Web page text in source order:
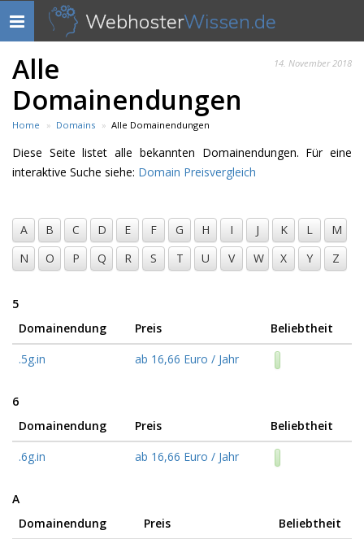
Navigation
anzeigen
WebhosterWissen.de
14. November 2018
Alle
Domainendungen
Home Domains Alle Domainendungen
Diese Seite listet alle bekannten Domainendungen. Für eine
interaktive Suche siehe: Domain Preisvergleich
A B C D E F G H I J K L
M
N
O P Q R S T U V W X Y Z
5
Domainendung
Preis
Beliebtheit
.5g.in
ab 16,66 Euro / Jahr
6
Domainendung
Preis
Beliebtheit
.6g.in
ab 16,66 Euro / Jahr
A
Domainendung
Preis
Beliebtheit